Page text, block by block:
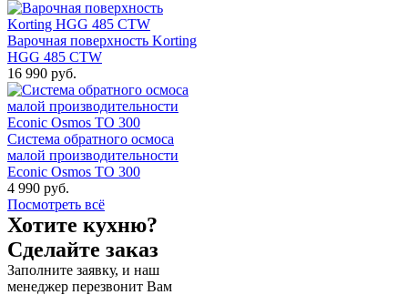
Варочная поверхность Korting
HGG 485 CTW
16 990 руб.
Система обратного осмоса
малой производительности
Econic Osmos TO 300
4 990 руб.
Посмотреть всё
Хотите кухню?
Сделайте заказ
Заполните заявку, и наш
менеджер перезвонит Вам